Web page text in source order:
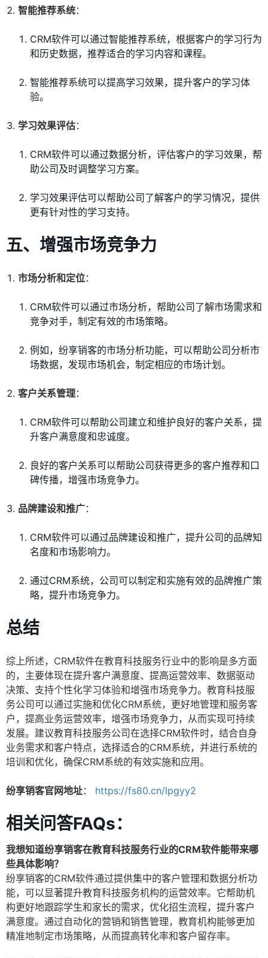
智能推荐系统：
CRM软件可以通过智能推荐系统，根据客户的学习行为
和历史数据，推荐适合的学习内容和课程。
智能推荐系统可以提高学习效果，提升客户的学习体
验。
学习效果评估：
CRM软件可以通过数据分析，评估客户的学习效果，帮
助公司及时调整学习方案。
学习效果评估可以帮助公司了解客户的学习情况，提供
更有针对性的学习支持。
五、增强市场竞争力
市场分析和定位：
CRM软件可以通过市场分析，帮助公司了解市场需求和
竞争对手，制定有效的市场策略。
例如，纷享销客的市场分析功能，可以帮助公司分析市
场数据，发现市场机会，制定相应的市场计划。
客户关系管理：
CRM软件可以帮助公司建立和维护良好的客户关系，提
升客户满意度和忠诚度。
良好的客户关系可以帮助公司获得更多的客户推荐和口
碑传播，增强市场竞争力。
品牌建设和推广：
CRM软件可以通过品牌建设和推广，提升公司的品牌知
名度和市场影响力。
通过CRM系统，公司可以制定和实施有效的品牌推广策
略，提升市场竞争力。
总结
综上所述，CRM软件在教育科技服务行业中的影响是多方面
的，主要体现在提升客户满意度、提高运营效率、数据驱动
决策、支持个性化学习体验和增强市场竞争力。教育科技服
务公司可以通过实施和优化CRM系统，更好地管理和服务客
户，提高业务运营效率，增强市场竞争力，从而实现可持续
发展。建议教育科技服务公司在选择CRM软件时，结合自身
业务需求和客户特点，选择适合的CRM系统，并进行系统的
培训和优化，确保CRM系统的有效实施和应用。
纷享销客官网地址： https://fs80.cn/lpgyy2
相关问答FAQs：
我想知道纷享销客在教育科技服务行业的CRM软件能带来哪
些具体影响？
纷享销客的CRM软件通过提供集中的客户管理和数据分析功
能，可以显著提升教育科技服务机构的运营效率。它帮助机
构更好地跟踪学生和家长的需求，优化招生流程，提升客户
满意度。通过自动化的营销和销售管理，教育机构能够更加
精准地制定市场策略，从而提高转化率和客户留存率。